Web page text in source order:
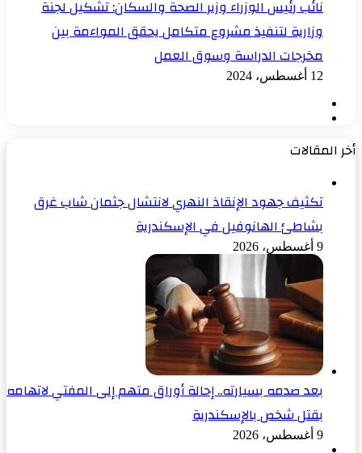
نائب رئيس الوزراء وزير الصحة والسكان: تشكيل لجنة
وزارية لتنفيذ مشروع متكامل يحقق المواءمة بين
مخرجات الدراسة وسوق العمل
12 أغسطس، 2024
أخر المقالات
تكثيف جهود الإنقاذ النهري لانتشال جثمان شاب غرق
بشاطئ الهانوفيل في الإسكندرية
9 أغسطس، 2026
بعد صدمه بسيارته.. إحالة أوراق متهم إلى المفتي لاتهامه
بقتل شخص بالإسكندرية
9 أغسطس، 2026